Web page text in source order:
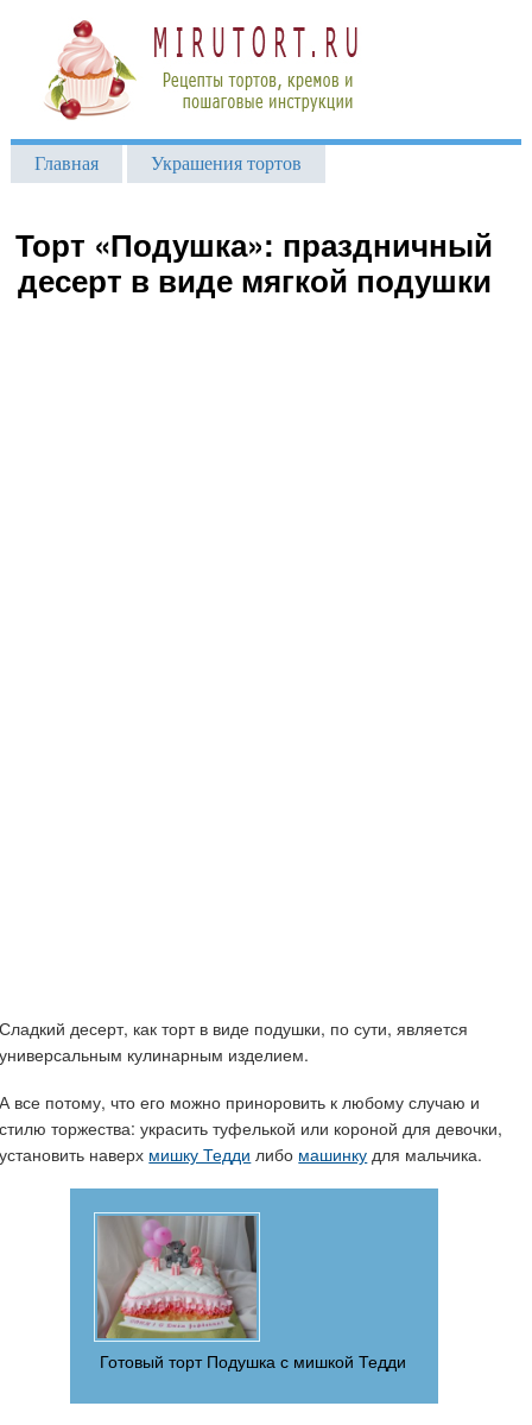
Главная Украшения тортов
Торт «Подушка»: праздничный
десерт в виде мягкой подушки
Сладкий десерт, как торт в виде подушки, по сути, является
универсальным кулинарным изделием.
А все потому, что его можно приноровить к любому случаю и
стилю торжества: украсить туфелькой или короной для девочки,
установить наверх мишку Тедди либо машинку для мальчика.
Готовый торт Подушка с мишкой Тедди